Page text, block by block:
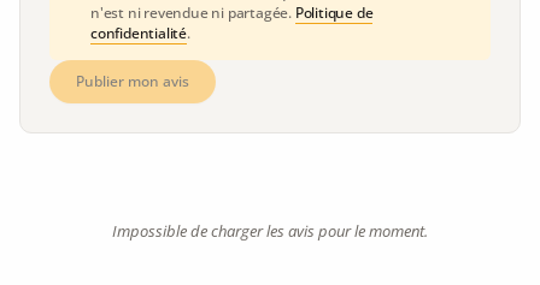
n'est ni revendue ni partagée. Politique de
confidentialité.
Publier mon avis
Impossible de charger les avis pour le moment.